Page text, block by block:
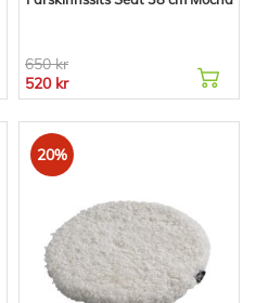
650 kr
520 kr
20%